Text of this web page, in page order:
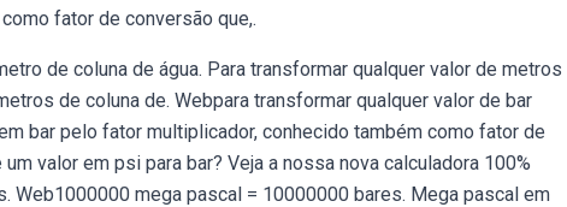
fator de conversão que,.
de coluna de água. Para transformar qualquer valor de metros
de coluna de. Webpara transformar qualquer valor de bar
bar pelo fator multiplicador, conhecido também como fator de
valor em psi para bar? Veja a nossa nova calculadora 100%
mega pascal = 10000000 bares. Mega pascal em